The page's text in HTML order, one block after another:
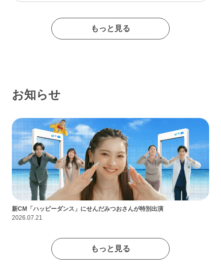
たイメージの出会い系サイトであるなんて思わなかったな…
もっと見る
お知らせ
新CM「ハッピーダンス」にせんだみつおさんが特別出演
2026.07.21
もっと見る